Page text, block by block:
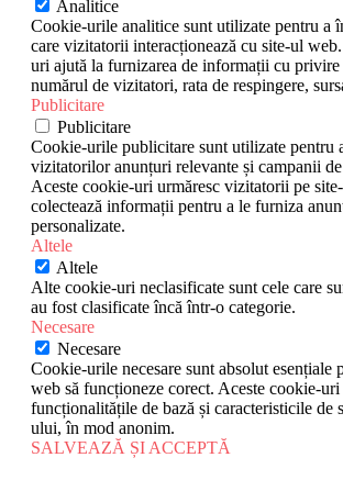
Analitice
Cookie-urile analitice sunt utilizate pentru a
care vizitatorii interacționează cu site-ul
uri ajută la furnizarea de informații cu privire
numărul de vizitatori, rata de respingere,
Publicitare
Publicitare
Cookie-urile publicitare sunt utilizate pentru
vizitatorilor anunțuri relevante și campanii
Aceste cookie-uri urmăresc vizitatorii pe
colectează informații pentru a le furniza
personalizate.
Altele
Altele
Alte cookie-uri neclasificate sunt cele care
au fost clasificate încă într-o categorie.
Necesare
Necesare
Cookie-urile necesare sunt absolut esențiale
web să funcționeze corect. Aceste cookie-uri
funcționalitățile de bază și caracteristicile de
ului, în mod anonim.
SALVEAZĂ ȘI ACCEPTĂ